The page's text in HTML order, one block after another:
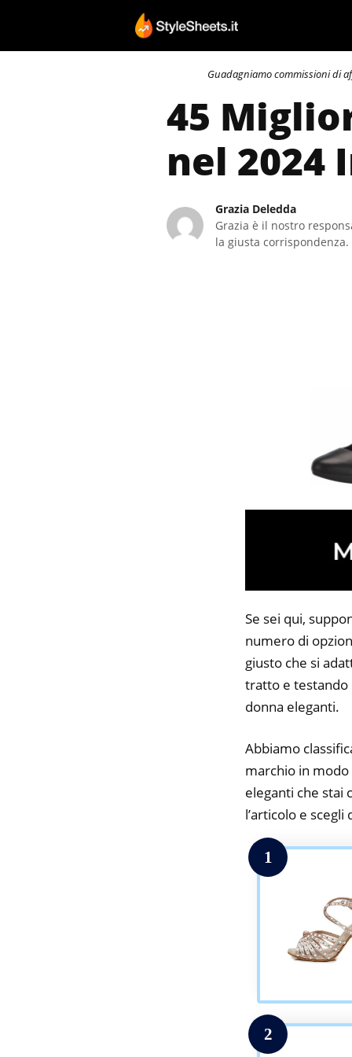
contenuto
Guadagniamo commissioni di
45
nel 2024
Grazia Deledda
Grazia è il nostro
la giusta
Se sei qui,
numero di
giusto che si
tratto e testando
donna eleganti.
Abbiamo
marchio in
eleganti che stai
l’articolo e
1
2